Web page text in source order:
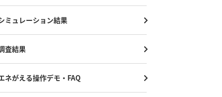
ミュレーション結果
査結果
ネがえる操作デモ・FAQ